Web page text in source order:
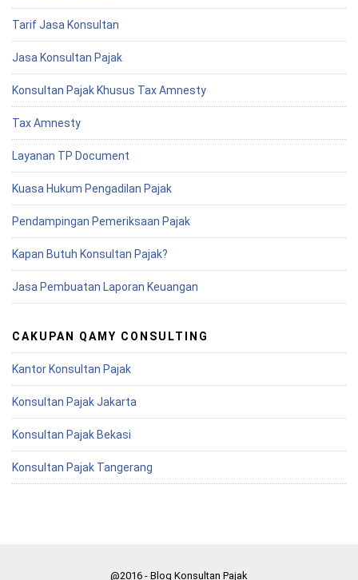
Tarif Jasa Konsultan
Jasa Konsultan Pajak
Konsultan Pajak Khusus Tax Amnesty
Tax Amnesty
Layanan TP Document
Kuasa Hukum Pengadilan Pajak
Pendampingan Pemeriksaan Pajak
Kapan Butuh Konsultan Pajak?
Jasa Pembuatan Laporan Keuangan
CAKUPAN QAMY CONSULTING
Kantor Konsultan Pajak
Konsultan Pajak Jakarta
Konsultan Pajak Bekasi
Konsultan Pajak Tangerang
@2016 - Blog Konsultan Pajak